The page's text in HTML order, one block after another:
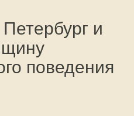
и
поведения